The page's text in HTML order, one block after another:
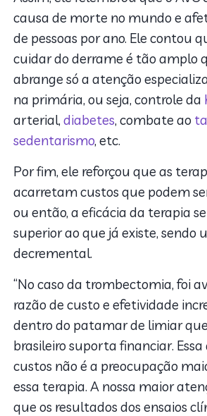
causa de morte no mundo e
de pessoas por ano. Ele contou
cuidar do derrame é tão amplo
abrange só a atenção
na primária, ou seja, controle da
arterial,diabetes, combate ao
sedentarismo, etc.
Por fim, ele reforçou que as
acarretam custos que podem
ou então, a eficácia da terapia
superior ao que já existe, sendo
decremental.
“No caso da trombectomia, foi
razão de custo e efetividade
dentro do patamar de limiar
brasileiro suporta financiar.
custos não é a preocupação
essa terapia. A nossa maior
que os resultados dos ensaios